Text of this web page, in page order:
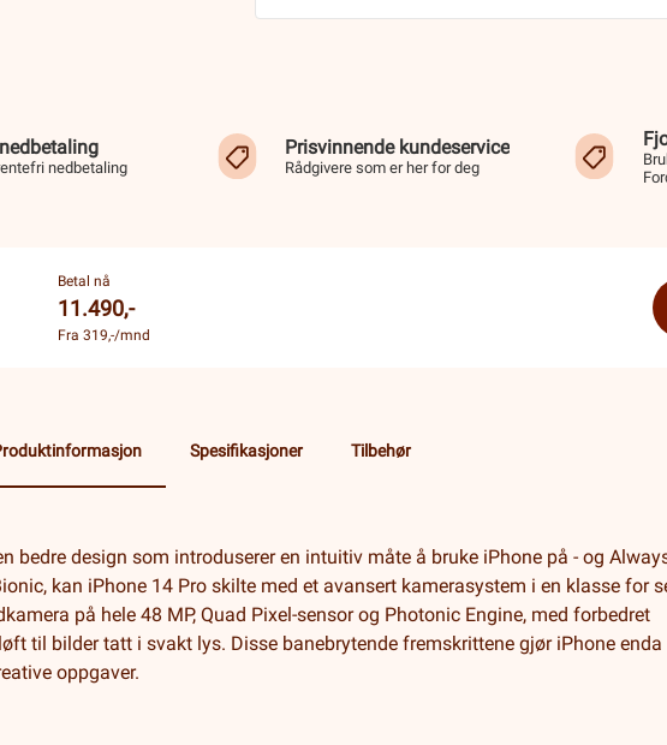
nedbetaling
Prisvinnende kundeservice
Rådgivere som er her for deg
Betal nå
11.490,-
Fra 319,-/mnd
Spesifikasjoner Tilbehør
bedre design som introduserer en intuitiv måte å bruke iPhone på - og
kan iPhone 14 Pro skilte med et avansert kamerasystem i en klasse for
på hele 48 MP, Quad Pixel-sensor og Photonic Engine, med forbedret
til bilder tatt i svakt lys. Disse banebrytende fremskrittene gjør iPhone enda
oppgaver.